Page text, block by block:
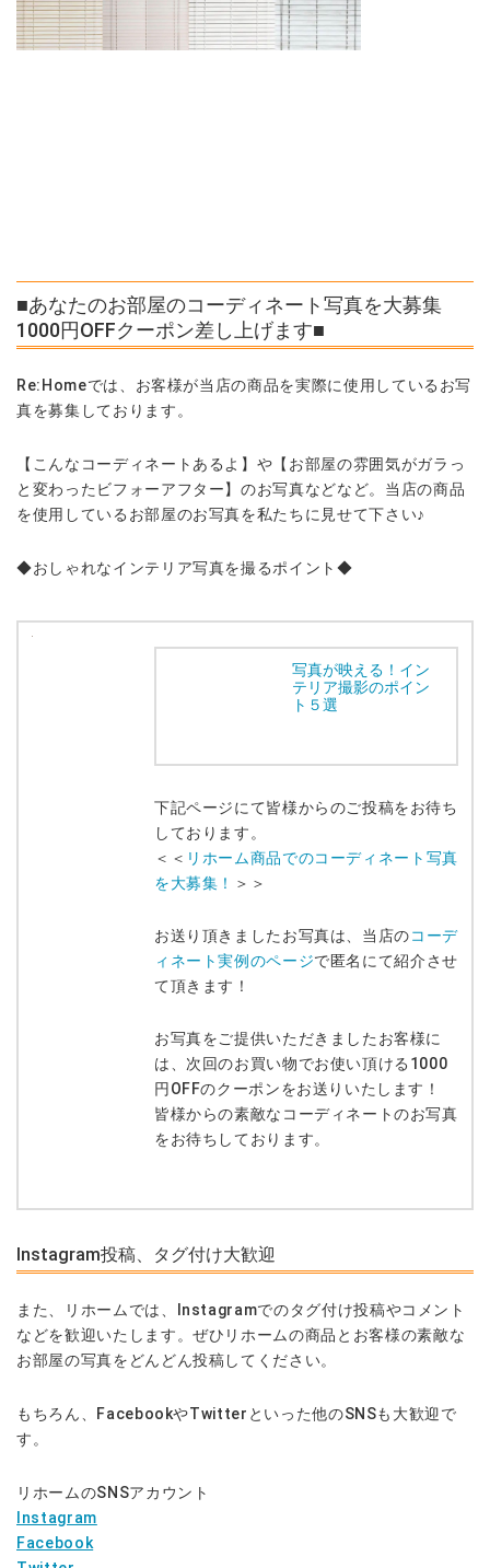
■あなたのお部屋のコーディネート写真を大募集
1000円OFFクーポン差し上げます■
Re:Homeでは、お客様が当店の商品を実際に使用しているお写
真を募集しております。
【こんなコーディネートあるよ】や【お部屋の雰囲気がガラっ
と変わったビフォーアフター】のお写真などなど。当店の商品
を使用しているお部屋のお写真を私たちに見せて下さい♪
◆おしゃれなインテリア写真を撮るポイント◆
写真が映える！イン
テリア撮影のポイン
ト５選
下記ページにて皆様からのご投稿をお待ち
しております。
＜＜ リホーム商品でのコーディネート写真
を大募集！
＞＞
お送り頂きましたお写真は、当店のコーデ
ィネート実例のページで匿名にて紹介させ
て頂きます！
お写真をご提供いただきましたお客様に
は、次回のお買い物でお使い頂ける1000
円OFFのクーポンをお送りいたします！
皆様からの素敵なコーディネートのお写真
をお待ちしております。
Instagram投稿、タグ付け大歓迎
また、リホームでは、Instagramでのタグ付け投稿やコメント
などを歓迎いたします。ぜひリホームの商品とお客様の素敵な
お部屋の写真をどんどん投稿してください。
もちろん、FacebookやTwitterといった他のSNSも大歓迎で
す。
リホームのSNSアカウント
Instagram
Facebook